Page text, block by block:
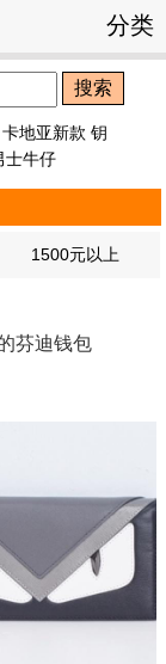
分类
搜索
卡地亚新款 钥
士牛仔
1500元以上
芬迪钱包